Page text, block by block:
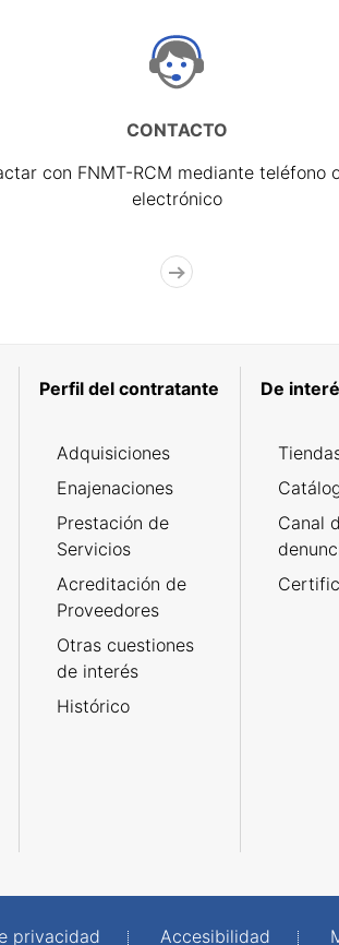
CONTACTO
con FNMT-RCM mediante teléfono
electrónico
Perfil del contratante
Adquisiciones
Enajenaciones
Prestación de
Servicios
Acreditación de
Proveedores
Otras cuestiones
de interés
Histórico
De
Canal
privacidad Accesibilidad